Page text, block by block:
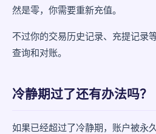
然是零，你需要重新充值。
不过你的交易历史记录、充提记录
查询和对账。
冷静期过了还有办法吗？
如果已经超过了冷静期，账户被永